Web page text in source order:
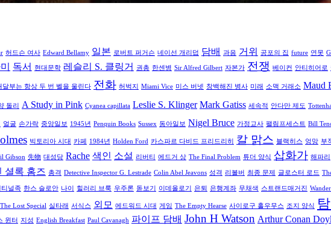
허드슨 여사 Edward Bellamy 일본 로버트 퍼거슨 네이선 개리덥 담배 과음 거위 공포의 집 future 연못
독서 현대문학 레슬리 S. 클링거 권총 한센병 Sir Alfred Gilbert 자본가 전쟁 베이컨 안티히어로
달부는 항상 두 번 벨을 울린다 전화 허벅지 Miami Vice 미스 버넷 창백해진 병사 미래 소맥 거래소 Maud
돌리 A Study in Pink Cyanea capillata Leslie S. Klinger Mark Gatiss 세속적 안다만 제도
얼굴 손가락 중앙일보 1945년 Penquin Books Sussex 동아일보 Nigel Bruce 가정교사 팰림프세스트 Bill
빅토리아 시대 카페 1984년 Holden Ford 카스파르 다비드 프리드리히 칼 맑스 블랙히스 엉망 부
Gibson 先物 대성당 Rache 색인 소설 리버티 에드거 상 The Final Problem 튜더 양식 삽화가 해파리
셜록 홈즈 총격 Detective Inspector G. Lestrade Colin Abel Jeavons 성격 리볼버 최종 문제 글로스터 로드
티널족 한스 슬로안 나이 힐러리 브룩 우주론 돋보기 이데올로기 은퇴 은행계좌 무채색 스트랜드매거진
The Lost Special 실타래 서식스 외모 에드워드 시대 게임 The Empty Hearse 사이로구 홀우무스 조지 양식
윈터 지성 English Breakfast Paul Cavanagh 파이프 담배 John H Watson Arthur Conan